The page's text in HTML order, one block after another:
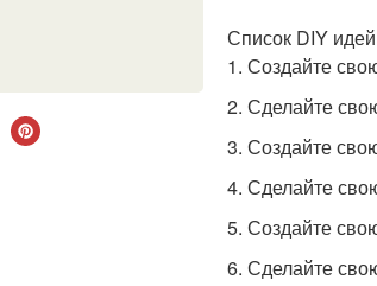
Список DIY
1. Создайте
2. Сделайте
3. Создайте
4. Сделайте
5. Создайте
6. Сделайте